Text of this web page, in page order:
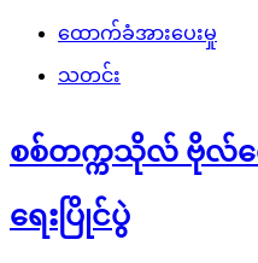
ထောက်ခံအားပေးမှု
သတင်း
စစ်တက္ကသိုလ် ဗိုလ်လေ
ရေးပြိုင်ပွဲ